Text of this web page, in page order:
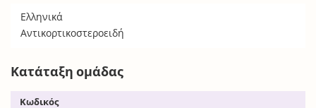
Ελληνικά
Αντικορτικοστεροειδή
Κατάταξη ομάδας
Κωδικός